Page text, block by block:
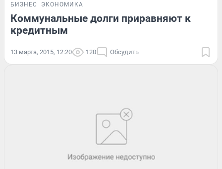
БИЗНЕС ЭКОНОМИКА
Коммунальные долги приравняют к
кредитным
13 марта, 2015, 12:20 120 Обсудить